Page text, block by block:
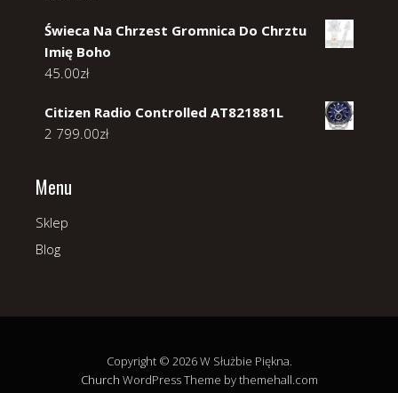
Świeca Na Chrzest Gromnica Do Chrztu
Imię Boho
45.00zł
Citizen Radio Controlled AT821881L
2 799.00zł
Menu
Sklep
Blog
Copyright © 2026 W Służbie Piękna.
Church WordPress Theme by themehall.com